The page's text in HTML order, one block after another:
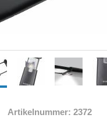
Artikelnummer: 2372